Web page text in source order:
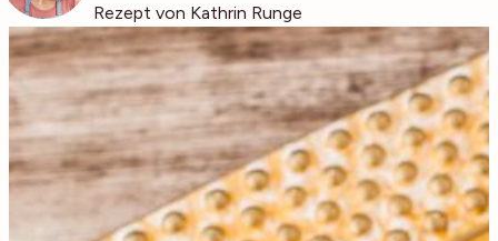
Rezept von Kathrin Runge